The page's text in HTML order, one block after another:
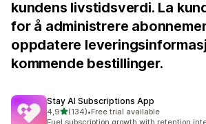
kundens livstidsverdi. La
for å administrere
oppdatere
kommende bestillinger.
Stay AI Subscriptions App
4,9av 5 stjerner
(134)
Totalt 134 omtaler
•Free trial available
Fuel subscription growth with retention